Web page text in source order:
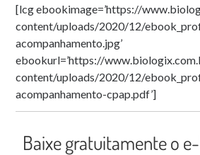
[lcg ebookimage=’https://
content/uploads/2020/12/
acompanhamento.jpg’
ebookurl=’https://
content/uploads/2020/12/
acompanhamento-cpap.pdf’]
Baixe gratuitamente o